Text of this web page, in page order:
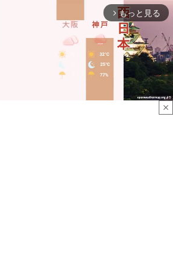
close
arrow_forward_ios もっと見る